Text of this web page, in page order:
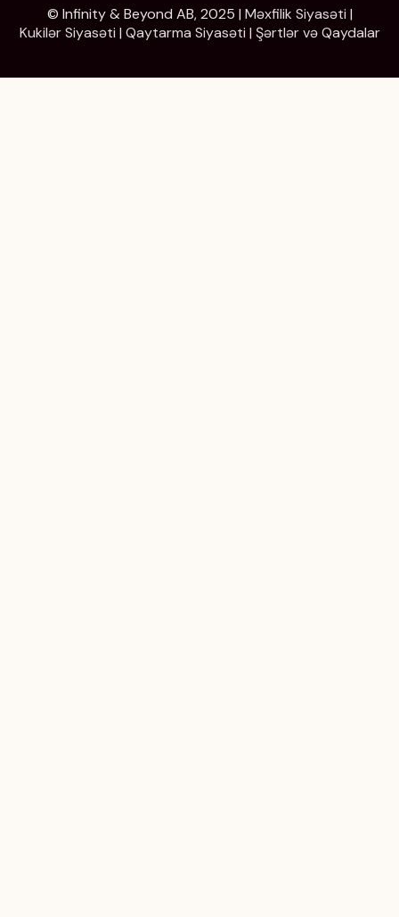
© Infinity & Beyond AB, 2025 | Məxfilik Siyasəti |
Kukilər Siyasəti | Qaytarma Siyasəti | Şərtlər və Qaydalar